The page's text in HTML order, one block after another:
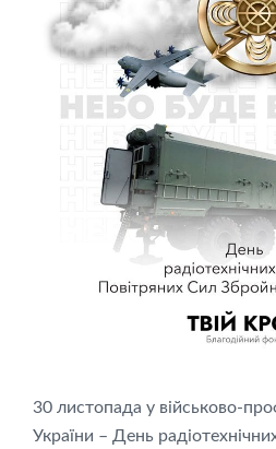
30 листопада у військово-
України – День